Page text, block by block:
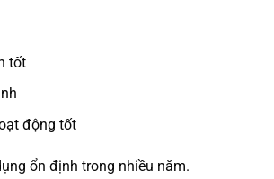
tốt
động tốt
ổn định trong nhiều năm.